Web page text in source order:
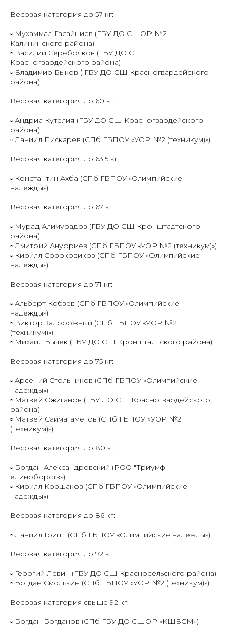
Весовая категория до 57 кг:
▫️ Мухаммад Гасайниев (ГБУ ДО СШОР №2
Калининского района)
▫️ Василий Серебряков (ГБУ ДО СШ
Красногвардейского района)
▫️ Владимир Быков ( ГБУ ДО СШ Красногвардейского
района)
Весовая категория до 60 кг:
▫️ Андриа Кутелия (ГБУ ДО СШ Красногвардейского
района)
▫️ Даниил Пискарев (СПб ГБПОУ «УОР №2 (техникум)»)
Весовая категория до 63,5 кг:
▫️ Константин Ахба (СПб ГБПОУ «Олимпийские
надежды»)
Весовая категория до 67 кг:
▫️ Мурад Алимурадов (ГБУ ДО СШ Кронштадтского
района)
▫️ Дмитрий Ануфриев (СПб ГБПОУ «УОР №2 (техникум)»)
▫️ Кирилл Сороковиков (СПб ГБПОУ «Олимпийские
надежды»)
Весовая категория до 71 кг:
▫️ Альберт Кобзев (СПб ГБПОУ «Олимпийские
надежды»)
▫️ Виктор Задорожный (СПб ГБПОУ «УОР №2
(техникум)»)
▫️ Михаил Бычек (ГБУ ДО СШ Кронштадтского района)
Весовая категория до 75 кг:
▫️ Арсений Стольников (СПб ГБПОУ «Олимпийские
надежды»)
▫️ Матвей Ожиганов (ГБУ ДО СШ Красногвардейского
района)
▫️ Матвей Саймагаметов (СПб ГБПОУ «УОР №2
(техникум)»)
Весовая категория до 80 кг:
▫️ Богдан Александровский (РОО "Триумф
единоборств»)
▫️ Кирилл Коршаков (СПб ГБПОУ «Олимпийские
надежды»)
Весовая категория до 86 кг:
▫️ Даниил Грипп (СПб ГБПОУ «Олимпийские надежды»)
Весовая категория до 92 кг:
▫️ Георгий Левин (ГБУ ДО СШ Красносельского района)
▫️ Богдан Смолькин (СПб ГБПОУ «УОР №2 (техникум)»)
Весовая категория свыше 92 кг:
▫️ Богдан Богданов (СПб ГБУ ДО СШОР «КШВСМ»)